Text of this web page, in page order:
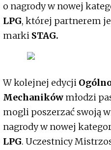
o nagrody w nowej
LPG, której partnerem
marki STAG.
W kolejnej edycji
Mechaników młodzi
mogli poszerzać swoją
nagrody w nowej
LPG. Uczestnicy